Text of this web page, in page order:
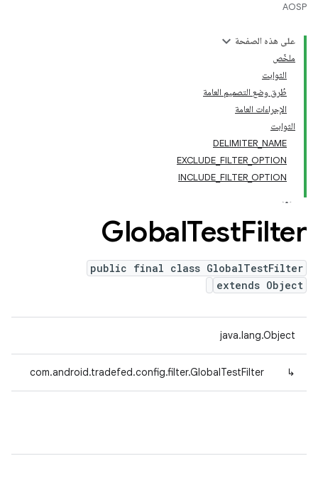
AOSP
على هذه الصفحة
ملخّص
الثوابت
طُرق وضع التصميم العامة
الإجراءات العامة
الثوابت
DELIMITER_NAME
EXCLUDE_FILTER_OPTION
INCLUDE_FILTER_OPTION
GlobalTestFilter
public final class GlobalTestFilter
extends Object
java.lang.Object
↳
com.android.tradefed.config.filter.GlobalTestFilter